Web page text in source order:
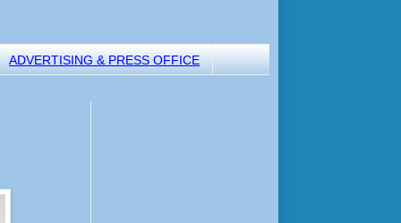
ADVERTISING & PRESS OFFICE